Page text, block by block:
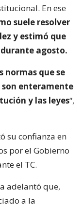
En ese
suele resolver
y estimó que
agosto.
normas que se
son enteramente
y las leyes“,
su confianza en
por el Gobierno
el TC.
adelantó que,
a la